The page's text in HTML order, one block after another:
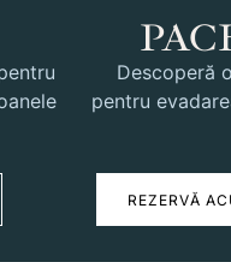
Descoperă
pentru
REZERVĂ